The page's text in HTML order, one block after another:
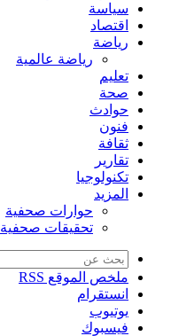
سياسة
اقتصاد
رياضة
رياضة عالمية
تعليم
صحة
حوادث
فنون
ثقافة
تقارير
تكنولوجيا
المزيد
حوارات صحفية
تحقيقات صحفية
ملخص الموقع RSS
انستقرام
يوتيوب
فيسبوك